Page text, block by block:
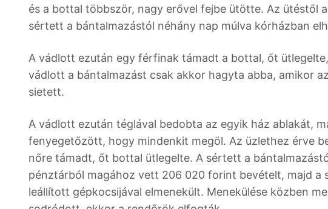
és a bottal többször, nagy erővel fejbe ütötte. Az ütéstől
sértett a bántalmazástól néhány nap múlva kórházban
A vádlott ezután egy férfinak támadt a bottal, őt
vádlott a bántalmazást csak akkor hagyta abba, amikor
sietett.
A vádlott ezután téglával bedobta az egyik ház ablakát,
fenyegetőzött, hogy mindenkit megöl. Az üzlethez érve
nőre támadt, őt bottal ütlegelte. A sértett a
pénztárból magához vett 206 020 forint bevételt, majd a
leállított gépkocsijával elmenekült. Menekülése közben